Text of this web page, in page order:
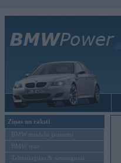
Ziņas un raksti
BMW modeļu jaunumi
BMW testi
Tehnoloģijas & sasniegumi